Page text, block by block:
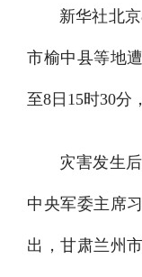
新华社北
市榆中县等地
至8日15时30分
灾害发生
中央军委主席
出，甘肃兰州